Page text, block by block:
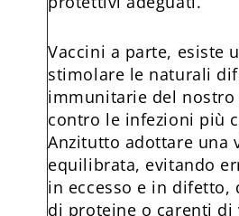
Vaccini a parte, esiste
stimolare le naturali
immunitarie del nostro
contro le infezioni più
Anzitutto adottare una
equilibrata, evitando
in eccesso e in difetto,
di proteine o carenti di